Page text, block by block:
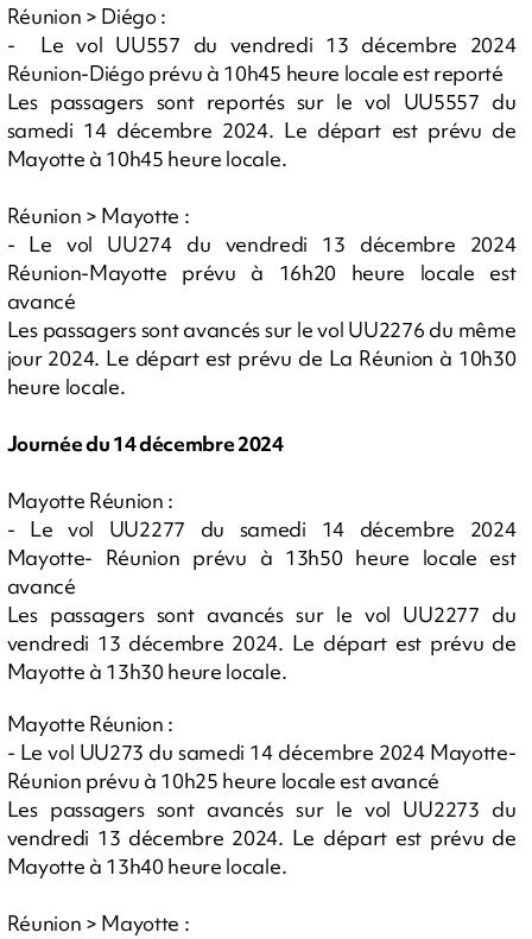
Réunion > Diégo :
- Le vol UU557 du vendredi 13 décembre 2024
Réunion-Diégo prévu à 10h45 heure locale est reporté
Les passagers sont reportés sur le vol UU5557 du
samedi 14 décembre 2024. Le départ est prévu de
Mayotte à 10h45 heure locale.
Réunion > Mayotte :
- Le vol UU274 du vendredi 13 décembre 2024
Réunion-Mayotte prévu à 16h20 heure locale est
avancé
Les passagers sont avancés sur le vol UU2276 du même
jour 2024. Le départ est prévu de La Réunion à 10h30
heure locale.
Journée du 14 décembre 2024
Mayotte Réunion :
- Le vol UU2277 du samedi 14 décembre 2024
Mayotte- Réunion prévu à 13h50 heure locale est
avancé
Les passagers sont avancés sur le vol UU2277 du
vendredi 13 décembre 2024. Le départ est prévu de
Mayotte à 13h30 heure locale.
Mayotte Réunion :
- Le vol UU273 du samedi 14 décembre 2024 Mayotte-
Réunion prévu à 10h25 heure locale est avancé
Les passagers sont avancés sur le vol UU2273 du
vendredi 13 décembre 2024. Le départ est prévu de
Mayotte à 13h40 heure locale.
Réunion > Mayotte :